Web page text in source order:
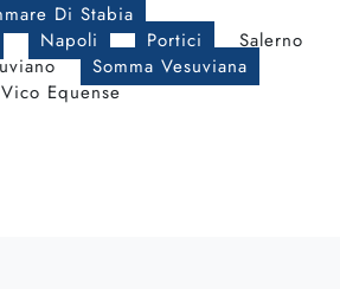
Di Stabia
Napoli Portici
Salerno
Somma Vesuviana
Vico Equense